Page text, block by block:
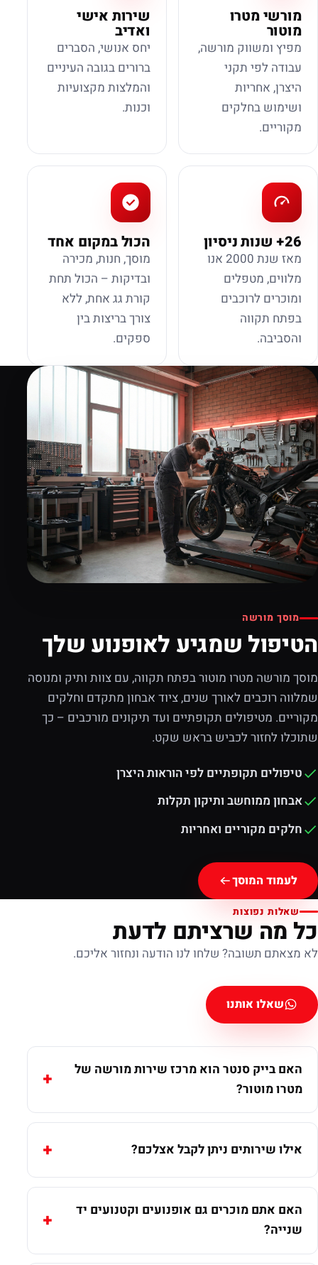
מורשי מטרו
מוטור
מפיץ ומשווק מורשה,
עבודה לפי תקני
היצרן, אחריות
ושימוש בחלקים
מקוריים.
שירות אישי
ואדיב
יחס אנושי, הסברים
ברורים בגובה העיניים
והמלצות מקצועיות
וכנות.
26+ שנות ניסיון
מאז שנת 2000 אנו
מלווים, מטפלים
ומוכרים לרוכבים
בפתח תקווה
והסביבה.
הכול במקום אחד
מוסך, חנות, מכירה
ובדיקות – הכול תחת
קורת גג אחת, ללא
צורך בריצות בין
ספקים.
מוסך מורשה
הטיפול שמגיע לאופנוע שלך
מוסך מורשה מטרו מוטור בפתח תקווה, עם צוות ותיק ומנוסה
שמלווה רוכבים לאורך שנים, ציוד אבחון מתקדם וחלקים
מקוריים. מטיפולים תקופתיים ועד תיקונים מורכבים – כך
שתוכלו לחזור לכביש בראש שקט.
טיפולים תקופתיים לפי הוראות היצרן
אבחון ממוחשב ותיקון תקלות
חלקים מקוריים ואחריות
לעמוד המוסך
שאלות נפוצות
כל מה שרציתם לדעת
לא מצאתם תשובה? שלחו לנו הודעה ונחזור אליכם.
שאלו אותנו
האם בייק סנטר הוא מרכז שירות מורשה של
מטרו מוטור?
אילו שירותים ניתן לקבל אצלכם?
האם אתם מוכרים גם אופנועים וקטנועים יד
שנייה?